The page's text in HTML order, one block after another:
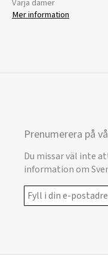
Värja damer
Mer information
Prenumerera på
Du missar väl inte
information om